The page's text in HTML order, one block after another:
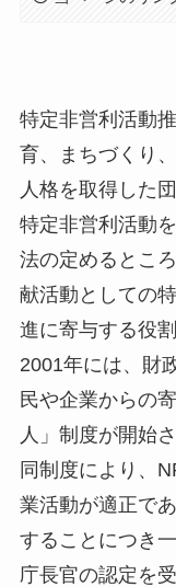
特定非営利活動
育、まちづくり
人格を取得した
特定非営利活動
法の定めるとこ
献活動としての
進に寄与する役割
2001年には、財
民や企業からの
人」制度が開始さ
同制度により、
業活動が適正で
することにつき
庁長官の認定を